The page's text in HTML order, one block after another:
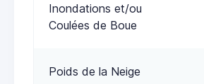
Inondations et/ou
Coulées de Boue
Poids de la Neige